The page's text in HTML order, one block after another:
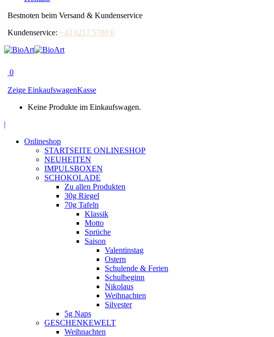
Bestnoten beim Versand & Kundenservice
Kundenservice: +43 6217 5700 0
0
Zeige EinkaufswagenKasse
Keine Produkte im Einkaufswagen.
opens
|
Onlineshop
STARTSEITE ONLINESHOP
NEUHEITEN
IMPULSBOXEN
SCHOKOLADE
Zu allen Produkten
30g Riegel
70g Tafeln
Klassik
Motto
Sprüche
Saison
Valentinstag
Ostern
Schulende & Ferien
Schulbeginn
Nikolaus
Weihnachten
Silvester
5g Naps
GESCHENKEWELT
Weihnachten